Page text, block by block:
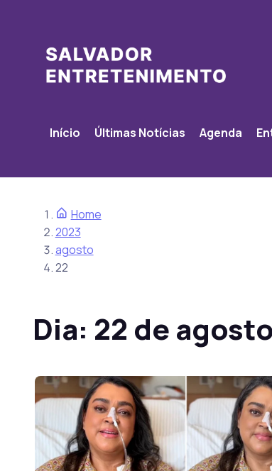
Início Últimas Notícias Agenda
Home
2023
agosto
22
Dia: 22 de